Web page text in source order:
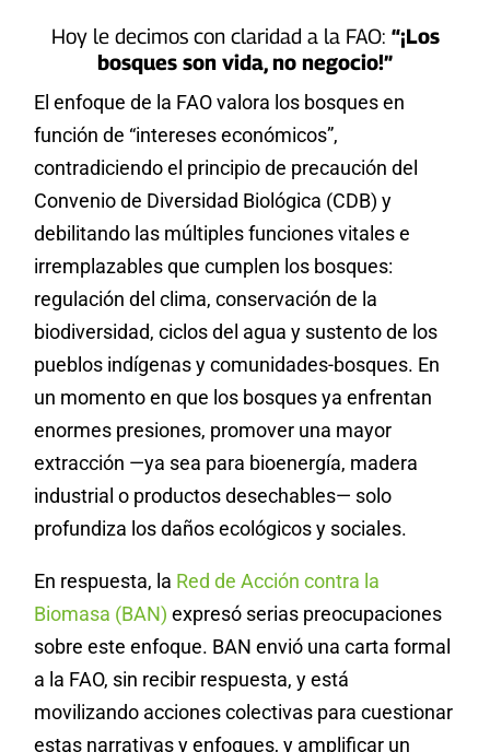
Hoy le decimos con claridad a la FAO: “¡Los
bosques son vida, no negocio!”
El enfoque de la FAO valora los bosques en
función de “intereses económicos”,
contradiciendo el principio de precaución del
Convenio de Diversidad Biológica (CDB) y
debilitando las múltiples funciones vitales e
irremplazables que cumplen los bosques:
regulación del clima, conservación de la
biodiversidad, ciclos del agua y sustento de los
pueblos indígenas y comunidades-bosques. En
un momento en que los bosques ya enfrentan
enormes presiones, promover una mayor
extracción —ya sea para bioenergía, madera
industrial o productos desechables— solo
profundiza los daños ecológicos y sociales.
En respuesta, la Red de Acción contra la
Biomasa (BAN) expresó serias preocupaciones
sobre este enfoque. BAN envió una carta formal
a la FAO, sin recibir respuesta, y está
movilizando acciones colectivas para cuestionar
estas narrativas y enfoques, y amplificar un